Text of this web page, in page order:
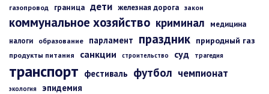
газопровод граница дети железная дорога закон
коммунальное хозяйство криминал медицина
налоги образование парламент праздник природный газ
продукты питания санкции строительство суд трагедия
транспорт фестиваль футбол чемпионат
экология эпидемия